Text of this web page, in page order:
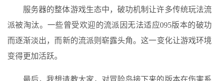
服务器的整体游戏生态中，破功机制让许多传统玩法流
派被淘汰。一些曾受欢迎的流派因无法适应095版本的破功
而逐渐淡出，而新的流派则崭露头角。这一变化让游戏环境
变得更加活跃。